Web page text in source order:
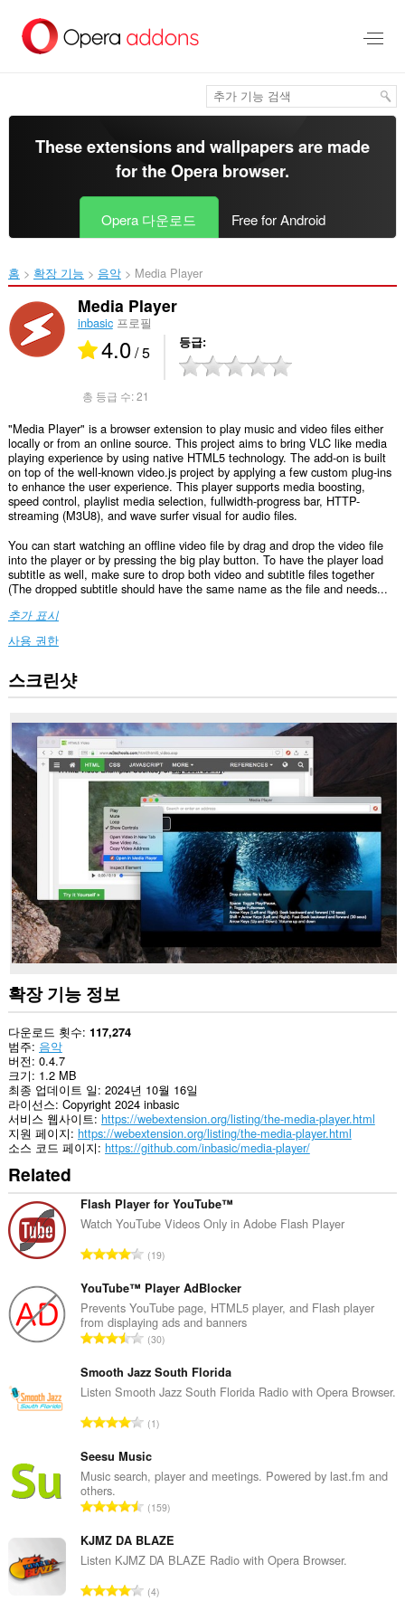
건
These extensions and wallpapers are made
for theOpera browser.
Opera 다운로드 Free for Android
홈 확장 기능 음악 Media Player‎
Media Player
inbasic프로필
4.0/ 5 등급
총 등급 수:21
"Media Player" is a browser extension to play music and video files either
locally or from an online source. This project aims to bring VLC like media
playing experience by using native HTML5 technology. The add-on is built
on top of the well-known video.js project by applying a few custom plug-ins
to enhance the user experience. This player supports media boosting,
speed control, playlist media selection, fullwidth-progress bar, HTTP-
streaming (M3U8), and wave surfer visual for audio files.
You can start watching an offline video file by drag and drop the video file
into the player or by pressing the big play button. To have the player load
subtitle as well, make sure to drop both video and subtitle files together
(The dropped subtitle should have the same name as the file and needs...
추가 표시
사용 권한
This
extension
create
rich
notifications
and
to
in
system
tray.
스크린샷
확장 기능 정보
다운로드 횟수 117,274
범주 음악
버전 0.4.7
크기 1.2 MB
최종 업데이트 일 2024년 10월 16일
라이선스 Copyright 2024 inbasic
서비스 웹사이트 https://webextension.org/listing/the-media-player.html
지원 페이지 https://webextension.org/listing/the-media-player.html
소스 코드 페이지 https://github.com/inbasic/media-player/
Related
Flash Player for YouTube™
Watch YouTube Videos Only in Adobe Flash Player
총
급
수
:
19
YouTube™ Player AdBlocker
Prevents YouTube page, HTML5 player, and Flash player
from displaying ads and banners
총
급
수
30
Smooth Jazz South Florida
Listen Smooth Jazz South Florida Radio with Opera Browser.
총
급
수
1
Seesu Music
Music search, player and meetings. Powered by last.fm and
others.
총
급
수
159
KJMZ DA BLAZE
Listen KJMZ DA BLAZE Radio with Opera Browser.
총
4